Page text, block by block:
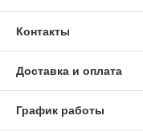
Контакты
Доставка и оплата
График работы